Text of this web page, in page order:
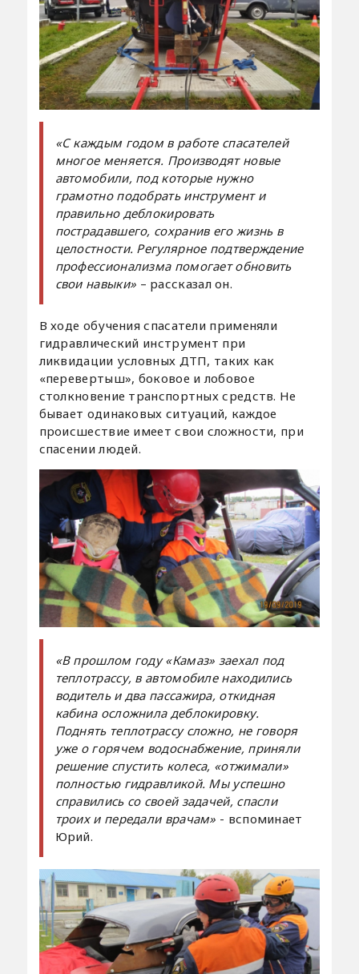
«С каждым годом в работе спасателей
многое меняется. Производят новые
автомобили, под которые нужно
грамотно подобрать инструмент и
правильно деблокировать
пострадавшего, сохранив его жизнь в
целостности. Регулярное подтверждение
профессионализма помогает обновить
свои навыки» – рассказал он.
В ходе обучения спасатели применяли
гидравлический инструмент при
ликвидации условных ДТП, таких как
«перевертыш», боковое и лобовое
столкновение транспортных средств. Не
бывает одинаковых ситуаций, каждое
происшествие имеет свои сложности, при
спасении людей.
«В прошлом году «Камаз» заехал под
теплотрассу, в автомобиле находились
водитель и два пассажира, откидная
кабина осложнила деблокировку.
Поднять теплотрассу сложно, не говоря
уже о горячем водоснабжение, приняли
решение спустить колеса, «отжимали»
полностью гидравликой. Мы успешно
справились со своей задачей, спасли
троих и передали врачам» - вспоминает
Юрий.